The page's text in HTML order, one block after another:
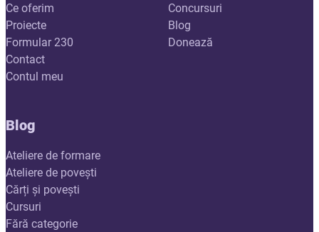
Ce oferim
Proiecte
Formular 230
Contact
Contul meu
Concursuri
Blog
Donează
Blog
Ateliere de formare
Ateliere de povești
Cărți și povești
Cursuri
Fără categorie